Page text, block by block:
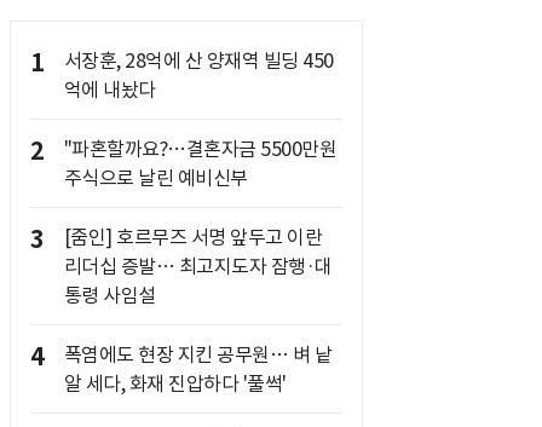
1
서장훈, 28억에 산 양재역 빌딩 450
억에 내놨다
2
"파혼할까요?…결혼자금 5500만원
주식으로 날린 예비신부
3
[줌인] 호르무즈 서명 앞두고 이란
리더십 증발… 최고지도자 잠행·대
통령 사임설
4
폭염에도 현장 지킨 공무원… 벼 낱
알 세다, 화재 진압하다 '풀썩'